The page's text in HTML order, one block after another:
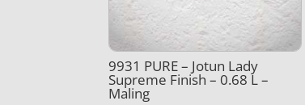
9931 PURE – Jotun Lady
Supreme Finish – 0.68 L –
Maling